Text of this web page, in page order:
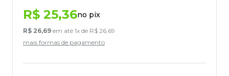
R$ 25,36no pix
R$ 26,69 em até 1x de R$ 26,69
mais formas de pagamento